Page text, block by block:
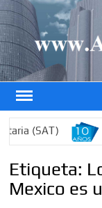
Saltar
al
contenido
(SAT)
Etiqueta:
Mexico es